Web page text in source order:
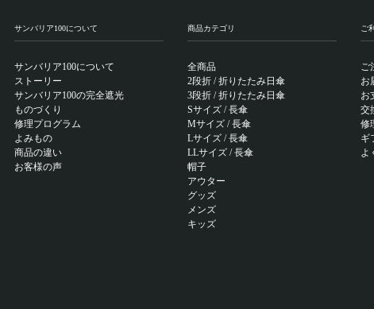
サンバリア100について
サンバリア100について
ストーリー
サンバリア100の完全遮光
ものづくり
修理プログラム
よみもの
商品の違い
お客様の声
商品カテゴリ
全商品
2段折 / 折りたたみ日傘
3段折 / 折りたたみ日傘
Sサイズ / 長傘
Mサイズ / 長傘
Lサイズ / 長傘
LLサイズ / 長傘
帽子
アウター
グッズ
メンズ
キッズ
ご
ご
お
お
交
修
ギ
よ